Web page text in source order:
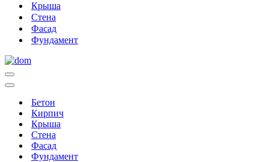
Крыша
Стена
Фасад
Фундамент
Меню
навигации
Меню
навигацииБетон
Кирпич
Крыша
Стена
Фасад
Фундамент